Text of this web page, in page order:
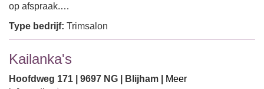
op afspraak.…
Type bedrijf: Trimsalon
Kailanka's
Hoofdweg 171 | 9697 NG | Blijham |
Meer